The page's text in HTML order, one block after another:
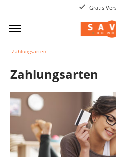
Gratis
Zahlungsarten
Zahlungsarten